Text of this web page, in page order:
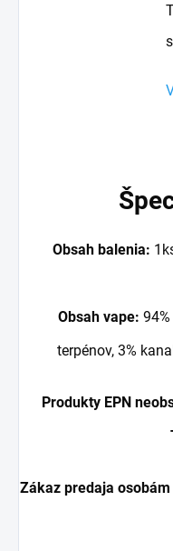
Obsah balenia:
Obsah vape: 94%
terpénov, 3%
Produkty EPN
Zákaz predaja